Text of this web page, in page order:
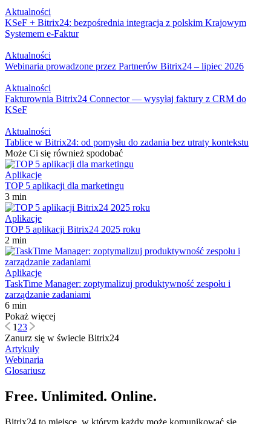
Aktualności
KSeF + Bitrix24: bezpośrednia integracja z polskim Krajowym
Systemem e-Faktur
Aktualności
Webinaria prowadzone przez Partnerów Bitrix24 – lipiec 2026
Aktualności
Fakturownia Bitrix24 Connector — wysyłaj faktury z CRM do
KSeF
Aktualności
Tablice w Bitrix24: od pomysłu do zadania bez utraty kontekstu
Może Ci się również spodobać
Aplikacje
TOP 5 aplikacji dla marketingu
3 min
Aplikacje
TOP 5 aplikacji Bitrix24 2025 roku
2 min
Aplikacje
TaskTime Manager: zoptymalizuj produktywność zespołu i
zarządzanie zadaniami
6 min
Pokaż więcej
1 23
Zanurz się w świecie Bitrix24
Artykuły
Webinaria
Glosariusz
Free. Unlimited. Online.
Bitrix24 to miejsce, w którym każdy może komunikować się,